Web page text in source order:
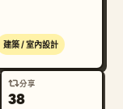
建築 / 室內設計
分享
38